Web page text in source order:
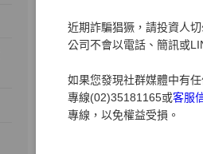
近期詐騙猖獗，請投資人
公司不會以電話、簡訊或
如果您發現社群媒體中有
專線(02)35181165或客服
專線，以免權益受損。